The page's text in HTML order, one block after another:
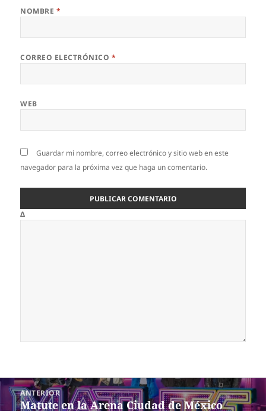
NOMBRE *
CORREO ELECTRÓNICO *
WEB
Guardar mi nombre, correo electrónico y sitio web en este
navegador para la próxima vez que haga un comentario.
Δ
Navegación
ANTERIOR
Entrada
Matute en la Arena Ciudad de México